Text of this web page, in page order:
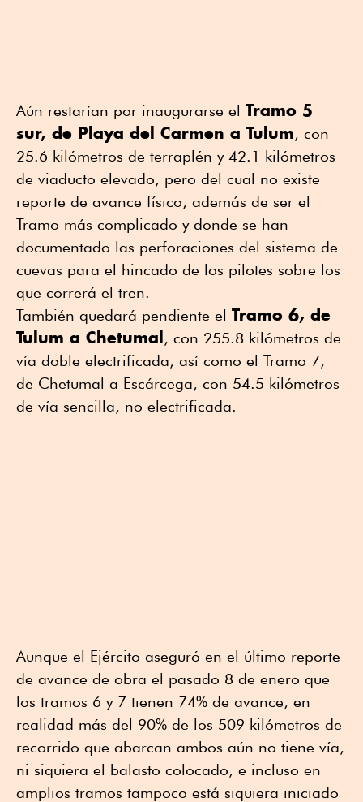
Aún restarían por inaugurarse el Tramo 5
sur, de Playa del Carmen a Tulum, con
25.6 kilómetros de terraplén y 42.1 kilómetros
de viaducto elevado, pero del cual no existe
reporte de avance físico, además de ser el
Tramo más complicado y donde se han
documentado las perforaciones del sistema de
cuevas para el hincado de los pilotes sobre los
que correrá el tren.
También quedará pendiente el Tramo 6, de
Tulum a Chetumal, con 255.8 kilómetros de
vía doble electrificada, así como el Tramo 7,
de Chetumal a Escárcega, con 54.5 kilómetros
de vía sencilla, no electrificada.
Aunque el Ejército aseguró en el último reporte
de avance de obra el pasado 8 de enero que
los tramos 6 y 7 tienen 74% de avance, en
realidad más del 90% de los 509 kilómetros de
recorrido que abarcan ambos aún no tiene vía,
ni siquiera el balasto colocado, e incluso en
amplios tramos tampoco está siquiera iniciado